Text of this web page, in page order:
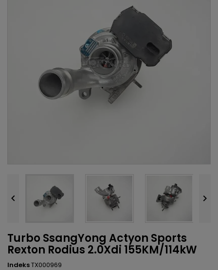
 
Turbo SsangYong Actyon Sports
Rexton Rodius 2.0Xdi 155KM/114kW
IndeksTX000969